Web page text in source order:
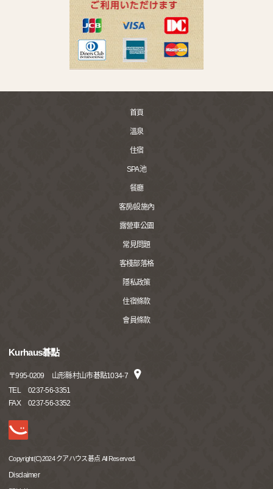
首頁
溫泉
住宿
SPA池
餐廳
客房/設施內
露營車公園
常見問題
客棧部落格
隱私政策
住宿條款
會員條款
Kurhaus碁點
〒995-0209
山形縣村山市碁點1034-7
TEL
0237-56-3351
FAX
0237-56-3352
Copyright(C)2024 クアハウス碁点 All Reserved.
Disclaimer